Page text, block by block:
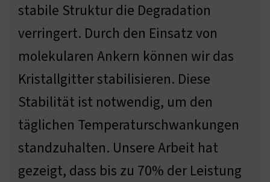
stabile Struktur die Degradation
verringert. Durch den Einsatz von
molekularen Ankern können wir das
Kristallgitter stabilisieren. Diese
Stabilität ist notwendig, um den
täglichen Temperaturschwankungen
standzuhalten. Unsere Arbeit hat
gezeigt, dass bis zu 70% der Leistung